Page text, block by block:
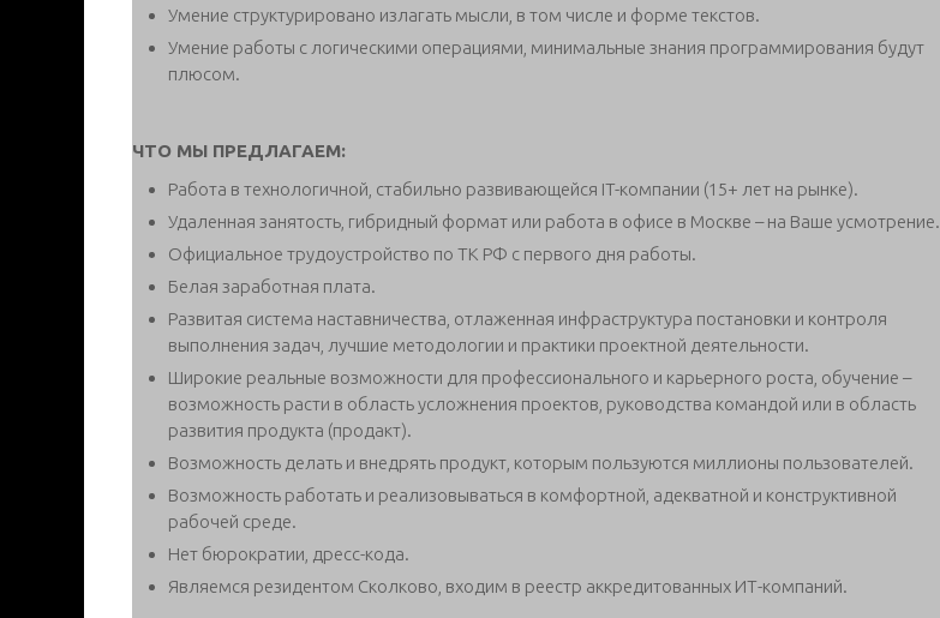
Умение структурировано излагать мысли, в том числе и форме текстов.
Умение работы с логическими операциями, минимальные знания программирования будут
плюсом.
ЧТО МЫ ПРЕДЛАГАЕМ:
Работа в технологичной, стабильно развивающейся IT-компании (15+ лет на рынке).
Удаленная занятость, гибридный формат или работа в офисе в Москве – на Ваше усмотрение.
Официальное трудоустройство по ТК РФ с первого дня работы.
Белая заработная плата.
Развитая система наставничества, отлаженная инфраструктура постановки и контроля
выполнения задач, лучшие методологии и практики проектной деятельности.
Широкие реальные возможности для профессионального и карьерного роста, обучение –
возможность расти в область усложнения проектов, руководства командой или в область
развития продукта (продакт).
Возможность делать и внедрять продукт, которым пользуются миллионы пользователей.
Возможность работать и реализовываться в комфортной, адекватной и конструктивной
рабочей среде.
Нет бюрократии, дресс-кода.
Являемся резидентом Сколково, входим в реестр аккредитованных ИТ-компаний.